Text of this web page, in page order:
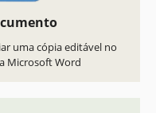
uma cópia editável no
Microsoft Word